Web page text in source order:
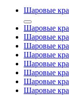
Шаровые
Шаровые
Шаровые
Шаровые
Шаровые
Шаровые
Шаровые
Шаровые
Шаровые